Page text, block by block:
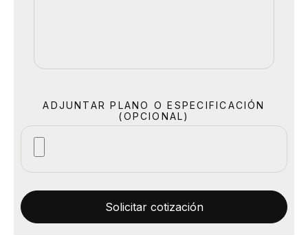
ADJUNTAR PLANO O ESPECIFICACIÓN
(OPCIONAL)